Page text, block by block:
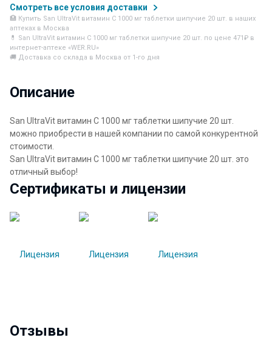
Смотреть все условия доставки
🏥 Купить San UltraVit витамин С 1000 мг таблетки шипучие 20 шт. в наших
аптеках в Москва
💊 San UltraVit витамин С 1000 мг таблетки шипучие 20 шт. по цене 471₽ в
интернет-аптеке «WER.RU»
🚚 Доставка со склада в Москва от 1-го дня
Описание
San UltraVit витамин С 1000 мг таблетки шипучие 20 шт.
можно приобрести в нашей компании по самой конкурентной
стоимости.
San UltraVit витамин С 1000 мг таблетки шипучие 20 шт. это
отличный выбор!
Сертификаты и лицензии
Отзывы